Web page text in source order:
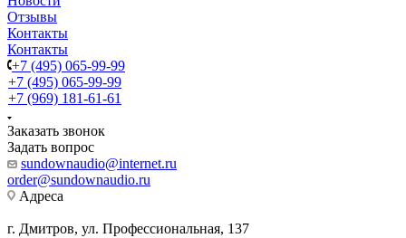
Отзывы
Контакты
Контакты
+7 (495) 065-99-99
+7 (495) 065-99-99
+7 (969) 181-61-61
Заказать звонок
Задать вопрос
sundownaudio@internet.ru
order@sundownaudio.ru
Адреса
г. Дмитров, ул. Профессиональная, 137